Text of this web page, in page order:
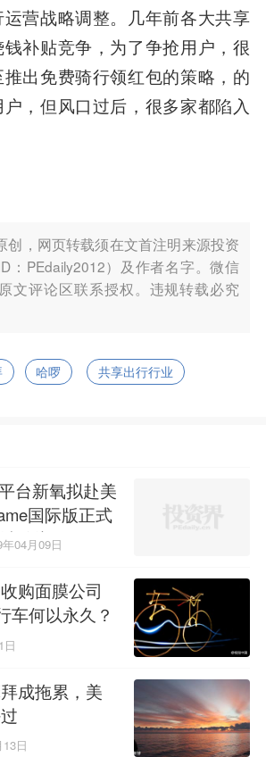
营战略调整。几年前各大共享
补贴竞争，为了争抢用户，很
出免费骑行领红包的策略，的
，但风口过后，很多家都陷入
创，网页转载须在文首注明来源投资
：PEdaily2012）及作者名字。微信
文评论区联系授权。违规转载必究
哈啰 共享出行行业
台新氧拟赴美
国际版正式
价潮
04月09日
购面膜公司
车何以永久？
日
成拖累，美
日